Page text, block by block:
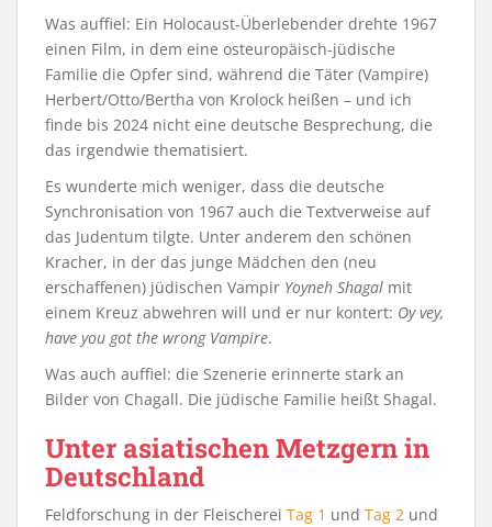
Was auffiel: Ein Holocaust-Überlebender drehte 1967
einen Film, in dem eine osteuropäisch-jüdische
Familie die Opfer sind, während die Täter (Vampire)
Herbert/Otto/Bertha von Krolock heißen – und ich
finde bis 2024 nicht eine deutsche Besprechung, die
das irgendwie thematisiert.
Es wunderte mich weniger, dass die deutsche
Synchronisation von 1967 auch die Textverweise auf
das Judentum tilgte. Unter anderem den schönen
Kracher, in der das junge Mädchen den (neu
erschaffenen) jüdischen Vampir Yoyneh Shagal mit
einem Kreuz abwehren will und er nur kontert: Oy vey,
have you got the wrong Vampire.
Was auch auffiel: die Szenerie erinnerte stark an
Bilder von Chagall. Die jüdische Familie heißt Shagal.
Unter asiatischen Metzgern in
Deutschland
Feldforschung in der Fleischerei Tag 1 und Tag 2 und